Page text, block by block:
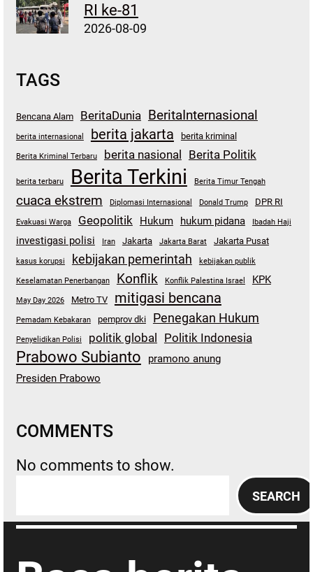
RI ke-81
2026-08-09
TAGS
Bencana Alam BeritaDunia BeritaInternasional
berita internasional berita jakarta berita kriminal
Berita Kriminal Terbaru berita nasional Berita Politik
berita terbaru Berita Terkini Berita Timur Tengah
cuaca ekstrem Diplomasi Internasional Donald Trump DPR RI
Evakuasi Warga Geopolitik Hukum hukum pidana Ibadah Haji
investigasi polisi Iran Jakarta Jakarta Barat Jakarta Pusat
kasus korupsi kebijakan pemerintah kebijakan publik
Keselamatan Penerbangan Konflik Konflik Palestina Israel KPK
May Day 2026 Metro TV mitigasi bencana
Pemadam Kebakaran pemprov dki Penegakan Hukum
Penyelidikan Polisi politik global Politik Indonesia
Prabowo Subianto
pramono anung
Presiden Prabowo
COMMENTS
No comments to show.
a
c
SEARCH